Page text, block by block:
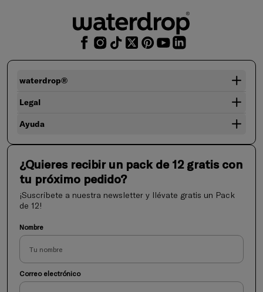
waterdrop®
Legal
Ayuda
¿Quieres recibir un pack de 12 gratis con
tu próximo pedido?
¡Suscríbete a nuestra newsletter y llévate gratis un Pack
de 12!
Nombre
Correo electrónico